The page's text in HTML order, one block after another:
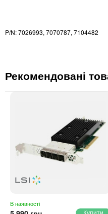
P/N: 7026993, 7070787, 7104482
Рекомендовані
В наявності